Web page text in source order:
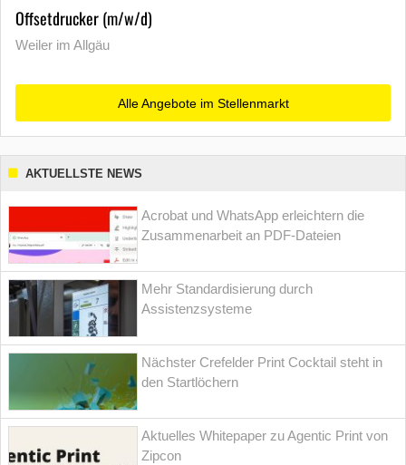
Offsetdrucker (m/w/d)
Weiler im Allgäu
Alle Angebote im Stellenmarkt
AKTUELLSTE NEWS
Acrobat und WhatsApp erleichtern die
Zusammenarbeit an PDF-Dateien
Mehr Standardisierung durch
Assistenzsysteme
Nächster Crefelder Print Cocktail steht in
den Startlöchern
Aktuelles Whitepaper zu Agentic Print von
Zipcon